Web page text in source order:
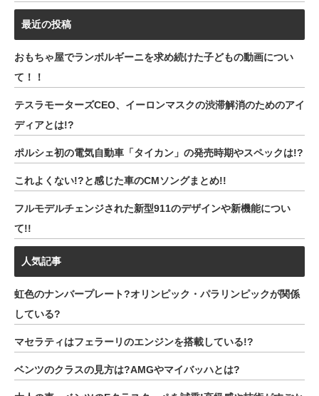
最近の投稿
おもちゃ屋でランボルギーニを求め続けた子どもの動画につい
て！！
テスラモーターズCEO、イーロンマスクの渋滞解消のためのアイ
ディアとは!?
ポルシェ初の電気自動車「タイカン」の発売時期やスペックは!?
これよくない!?と感じた車のCMソングまとめ!!
フルモデルチェンジされた新型911のデザインや新機能につい
て!!
人気記事
虹色のナンバープレート?オリンピック・パラリンピックが関係
している?
マセラティはフェラーリのエンジンを搭載している!?
ベンツのクラスの見方は?AMGやマイバッハとは?